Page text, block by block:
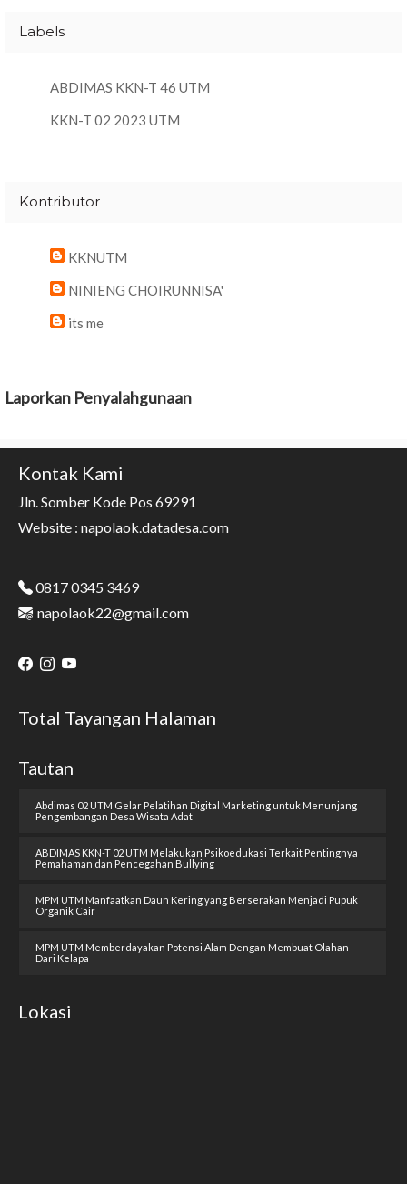
Labels
ABDIMAS KKN-T 46 UTM
KKN-T 02 2023 UTM
Kontributor
KKNUTM
NINIENG CHOIRUNNISA'
its me
Laporkan Penyalahgunaan
Kontak Kami
Jln. Somber Kode Pos 69291
Website : napolaok.datadesa.com
0817 0345 3469
napolaok22@gmail.com
Total Tayangan Halaman
Tautan
Abdimas 02 UTM Gelar Pelatihan Digital Marketing untuk Menunjang
Pengembangan Desa Wisata Adat
ABDIMAS KKN-T 02 UTM Melakukan Psikoedukasi Terkait Pentingnya
Pemahaman dan Pencegahan Bullying
MPM UTM Manfaatkan Daun Kering yang Berserakan Menjadi Pupuk
Organik Cair
MPM UTM Memberdayakan Potensi Alam Dengan Membuat Olahan
Dari Kelapa
Lokasi